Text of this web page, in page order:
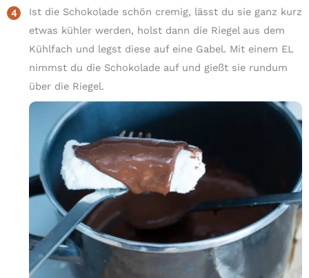
Ist die Schokolade schön cremig, lässt du sie ganz kurz
etwas kühler werden, holst dann die Riegel aus dem
Kühlfach und legst diese auf eine Gabel. Mit einem EL
nimmst du die Schokolade auf und gießt sie rundum
über die Riegel.